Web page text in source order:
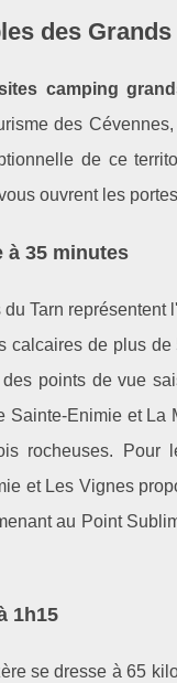
des
camping
des
de ce
ouvrent les
à 35 minutes
Tarn représentent
de plus
points de vue
Enimie et La
rocheuses. Pour
et Les Vignes
au Point
1h15
se dresse à 65